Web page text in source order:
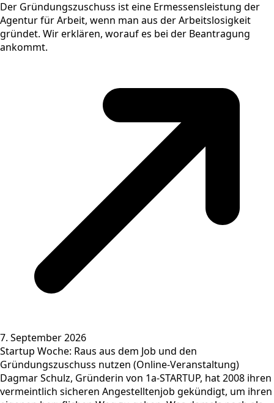
Der Gründungszuschuss ist eine Ermessensleistung der
Agentur für Arbeit, wenn man aus der Arbeitslosigkeit
gründet. Wir erklären, worauf es bei der Beantragung
ankommt.
7. September 2026
Startup Woche: Raus aus dem Job und den
Gründungszuschuss nutzen (Online-Veranstaltung)
Dagmar Schulz, Gründerin von 1a-STARTUP, hat 2008 ihren
vermeintlich sicheren Angestelltenjob gekündigt, um ihren